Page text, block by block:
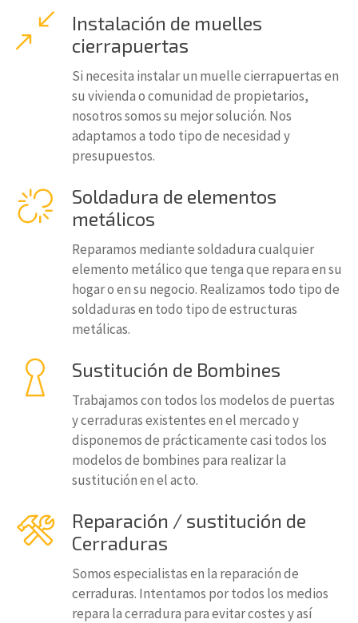
Instalación de muelles
cierrapuertas
Si necesita instalar un muelle cierrapuertas en
su vivienda o comunidad de propietarios,
nosotros somos su mejor solución. Nos
adaptamos a todo tipo de necesidad y
presupuestos.
Soldadura de elementos
metálicos
Reparamos mediante soldadura cualquier
elemento metálico que tenga que repara en su
hogar o en su negocio. Realizamos todo tipo de
soldaduras en todo tipo de estructuras
metálicas.
Sustitución de Bombines
Trabajamos con todos los modelos de puertas
y cerraduras existentes en el mercado y
disponemos de prácticamente casi todos los
modelos de bombines para realizar la
sustitución en el acto.
Reparación / sustitución de
Cerraduras
Somos especialistas en la reparación de
cerraduras. Intentamos por todos los medios
repara la cerradura para evitar costes y así